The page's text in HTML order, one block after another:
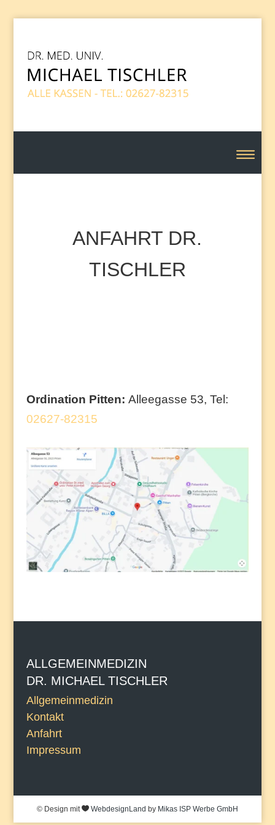
ANFAHRT DR.
TISCHLER
Ordination Pitten: Alleegasse 53, Tel:
02627-82315
ALLGEMEINMEDIZIN
DR. MICHAEL TISCHLER
Allgemeinmedizin
Kontakt
Anfahrt
Impressum
© Design mit WebdesignLand by Mikas ISP Werbe GmbH